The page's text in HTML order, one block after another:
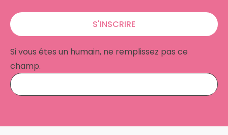
S'INSCRIRE
Si vous êtes un humain, ne remplissez pas ce
champ.